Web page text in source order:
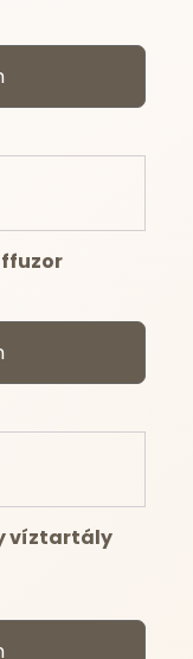
víztartály